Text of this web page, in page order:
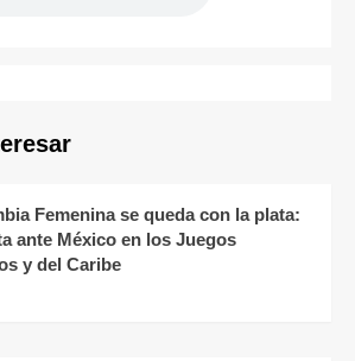
Femenina se queda con la plata:
ante México en los Juegos
y del Caribe